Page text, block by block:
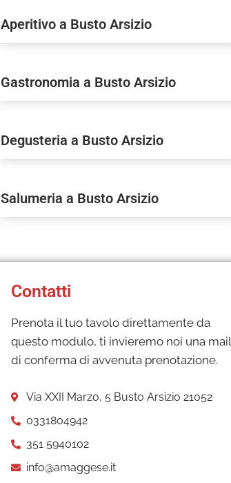
Aperitivo a Busto Arsizio
Gastronomia a Busto Arsizio
Degusteria a Busto Arsizio
Salumeria a Busto Arsizio
Contatti
Prenota il tuo tavolo direttamente da
questo modulo, ti invieremo noi una mail
di conferma di avvenuta prenotazione.
Via XXII Marzo, 5 Busto Arsizio 21052
0331804942
351 5940102
info@amaggese.it